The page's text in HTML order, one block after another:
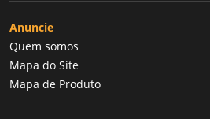
Anuncie
Quem somos
Mapa do Site
Mapa de Produto